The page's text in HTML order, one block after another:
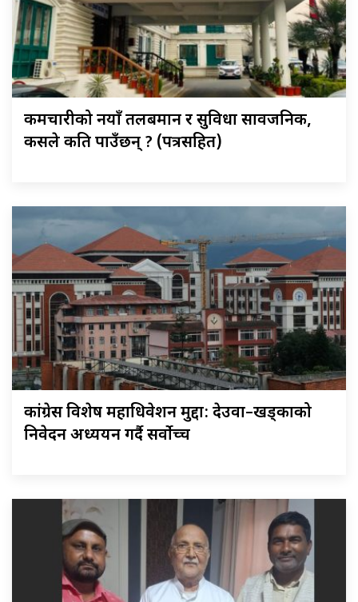
कर्मचारीको नयाँ तलबमान र सुविधा सार्वजनिक,
कसले कति पाउँछन् ? (पत्रसहित)
कांग्रेस विशेष महाधिवेशन मुद्दा: देउवा–खड्काको
निवेदन अध्ययन गर्दै सर्वोच्च